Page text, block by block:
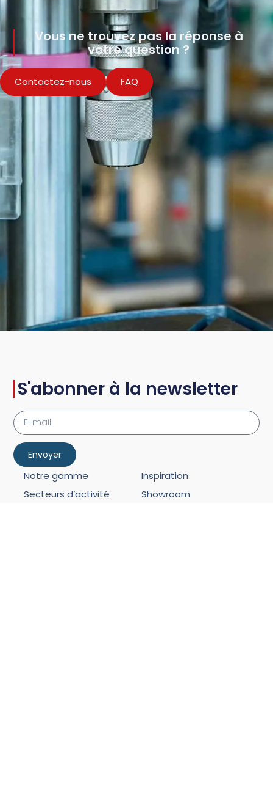
Vous ne trouvez pas la réponse à
votre question ?
Contactez-nous FAQ
S'abonner à la newsletter
Envoyer
Inspiration
Showroom
Notre gamme
Secteurs d’activité